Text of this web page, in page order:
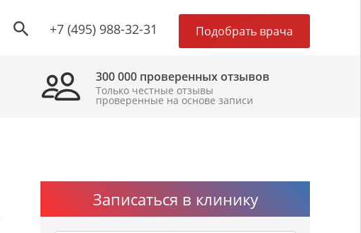
+7 (495) 988-32-31 Подобрать врача
300 000 проверенных отзывов
Только честные отзывы
проверенные на основе записи
Записаться в клинику